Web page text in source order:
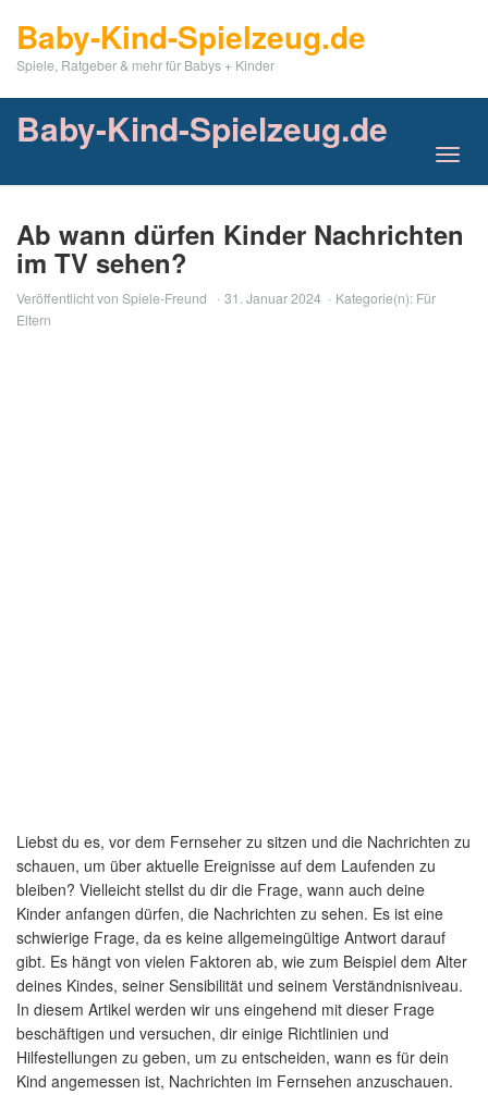
mainBaby-Kind-Spielzeug.de
Spiele, Ratgeber & mehr für Babys + Kinder
Baby-Kind-Spielzeug.de
Ab wann dürfen Kinder Nachrichten
im TV sehen?
Veröffentlicht von Spiele-Freund 31. Januar 2024 Kategorie(n): Für
Eltern
Liebst du es, vor dem Fernseher zu sitzen und die Nachrichten zu
schauen, um über aktuelle Ereignisse auf dem Laufenden zu
bleiben? Vielleicht stellst du dir die Frage, wann auch deine
Kinder anfangen dürfen, die Nachrichten zu sehen. Es ist eine
schwierige Frage, da es keine allgemeingültige Antwort darauf
gibt. Es hängt von vielen Faktoren ab, wie zum Beispiel dem Alter
deines Kindes, seiner Sensibilität und seinem Verständnisniveau.
In diesem Artikel werden wir uns eingehend mit dieser Frage
beschäftigen und versuchen, dir einige Richtlinien und
Hilfestellungen zu geben, um zu entscheiden, wann es für dein
Kind angemessen ist, Nachrichten im Fernsehen anzuschauen.